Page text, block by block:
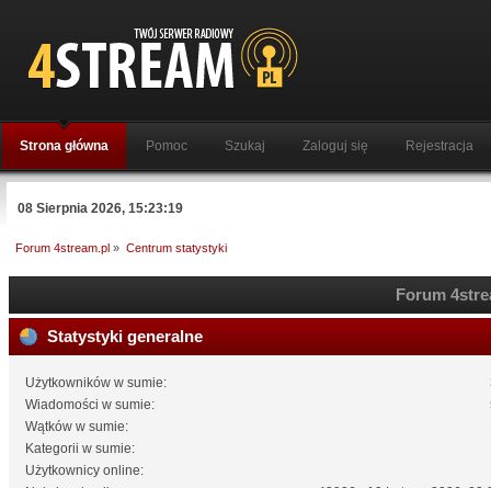
Strona główna Pomoc Szukaj Zaloguj się Rejestracja
08 Sierpnia 2026, 15:23:19
Forum 4stream.pl » Centrum statystyki
Forum
Statystyki generalne
Użytkowników w sumie:
Wiadomości w sumie:
Wątków w sumie:
Kategorii w sumie:
Użytkownicy online: